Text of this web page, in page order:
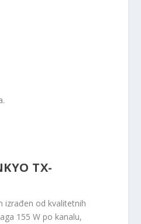
TX-
izrađen od kvalitetnih
155 W po kanalu,